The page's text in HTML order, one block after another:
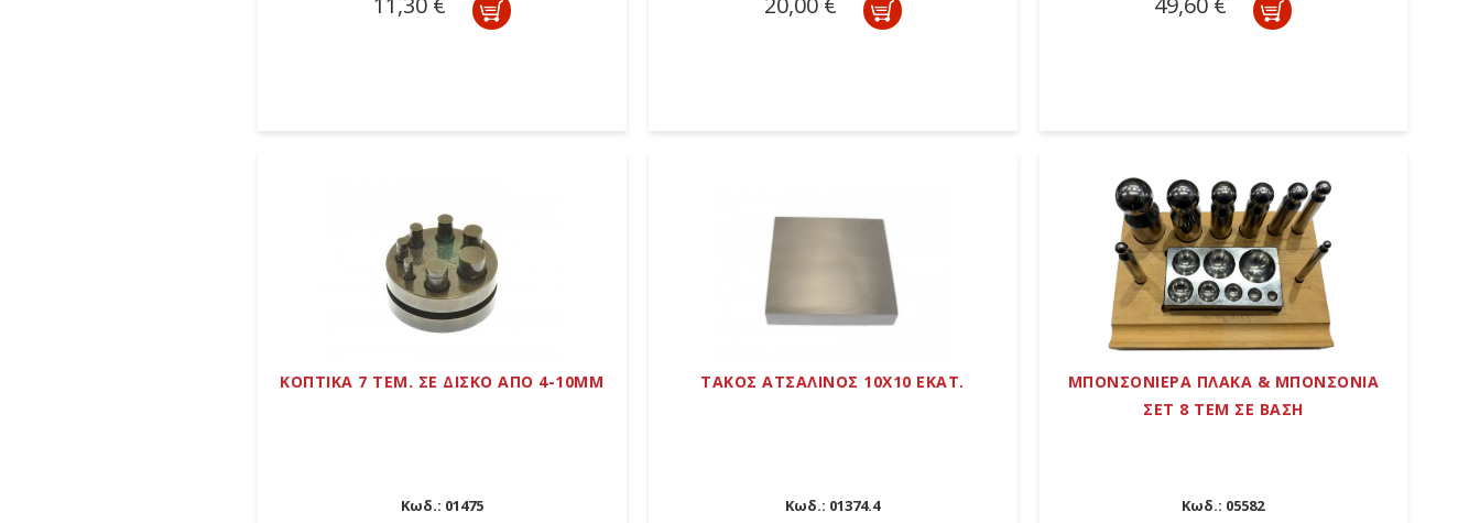
ΚΟΠΤΙΚΑ 7 ΤΕΜ. ΣΕ ΔΙΣΚΟ ΑΠΟ 4-10ΜΜ
Κωδ.: 01475
ΤΑΚΟΣ ΑΤΣΑΛΙΝΟΣ 10Χ10 ΕΚΑΤ.
Κωδ.: 01374.4
ΜΠΟΝΣΟΝΙΕΡΑ ΠΛΑΚΑ & ΜΠΟΝΣΟΝΙΑ
ΣΕΤ 8 ΤΕΜ ΣΕ ΒΑΣΗ
Κωδ.: 05582